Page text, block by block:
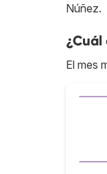
Núñez.
El mes